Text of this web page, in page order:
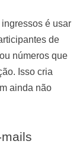
é usar
de
números que
Isso cria
ainda não